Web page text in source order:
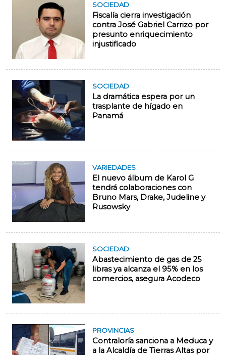
SOCIEDAD
Fiscalía cierra investigación
contra José Gabriel Carrizo por
presunto enriquecimiento
injustificado
SOCIEDAD
La dramática espera por un
trasplante de hígado en
Panamá
VARIEDADES
El nuevo álbum de Karol G
tendrá colaboraciones con
Bruno Mars, Drake, Judeline y
Rusowsky
SOCIEDAD
Abastecimiento de gas de 25
libras ya alcanza el 95% en los
comercios, asegura Acodeco
PROVINCIAS
Contraloría sanciona a Meduca y
a la Alcaldía de Tierras Altas por